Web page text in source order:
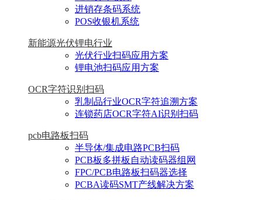
进销存条码系统
POS收银机系统
新能源光伏锂电行业
光伏行业扫码应用方案
锂电池扫码应用方案
OCR字符识别扫码
乳制品行业OCR字符追溯方案
连锁药店OCR字符AI识别扫码
pcb电路板扫码
半导体/集成电路PCB扫码
PCB板多拼板自动读码器组网
FPC/PCB电路板扫码器选择
PCBA读码SMT产线解决方案